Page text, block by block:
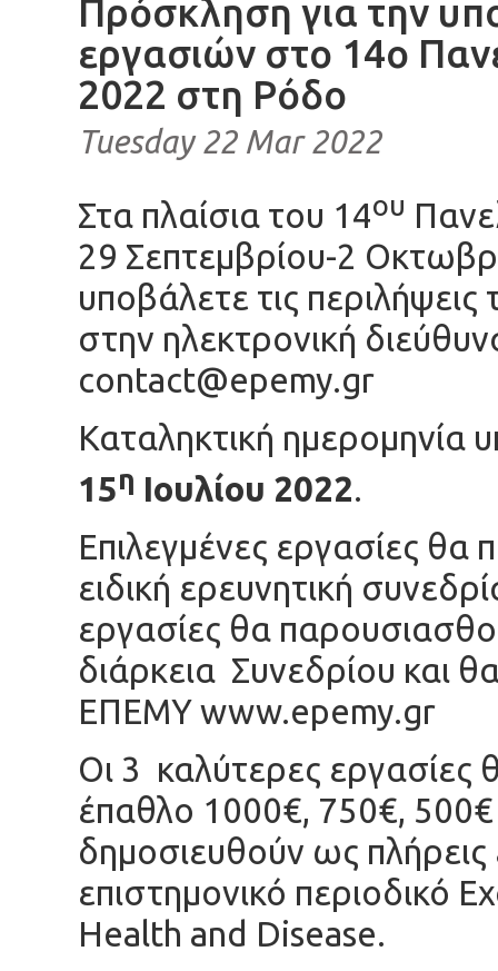
Πρόσκληση για την
εργασιών στο 14ο
2022 στη Ρόδο
Tuesday 22 Mar 2022
Στα πλαίσια του 14ου
29 Σεπτεμβρίου-2
υποβάλετε τις
στην ηλεκτρονική
contact@epemy.gr
Καταληκτική ημερομηνία
15η Ιουλίου 2022.
Επιλεγμένες εργασίες
ειδική ερευνητική
εργασίες θα
διάρκεια Συνεδρίου και
ΕΠΕΜΥ www.epemy.gr
Οι 3 καλύτερες εργασίες
έπαθλο 1000€, 750€, 500€
δημοσιευθούν ως
επιστημονικό περιοδικό
Health and Disease.